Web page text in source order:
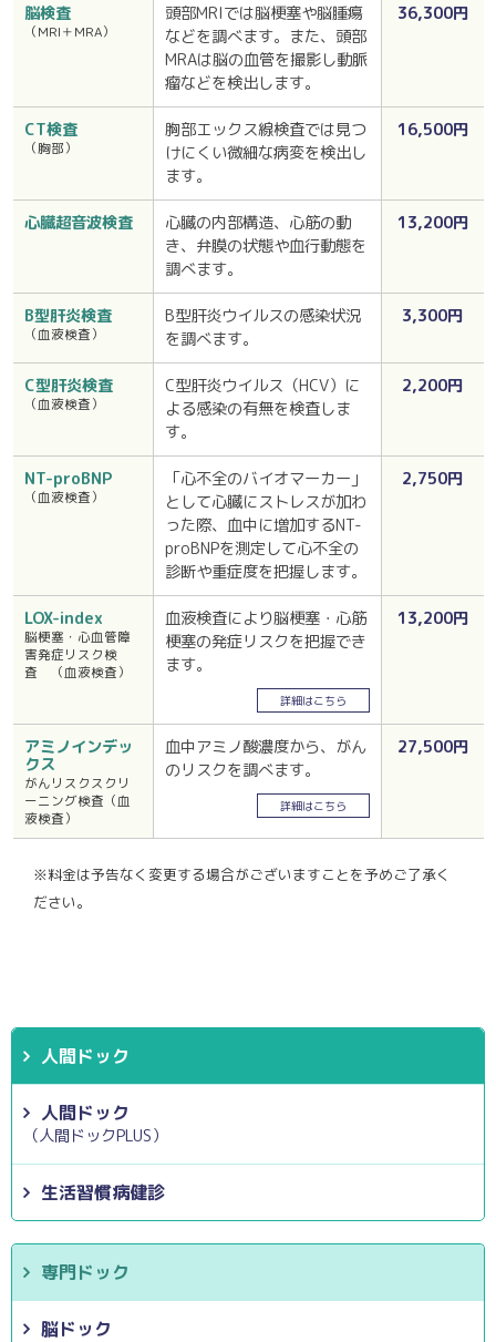
脳検査
（MRI＋MRA）
頭部MRIでは脳梗塞や脳腫瘍
などを調べます。また、頭部
MRAは脳の血管を撮影し動脈
瘤などを検出します。
36,300円
CT検査
（胸部）
胸部エックス線検査では見つ
けにくい微細な病変を検出し
ます。
16,500円
心臓超音波検査
心臓の内部構造、心筋の動
き、弁膜の状態や血行動態を
調べます。
13,200円
B型肝炎検査
（血液検査）
B型肝炎ウイルスの感染状況
を調べます。
3,300円
C型肝炎検査
（血液検査）
C型肝炎ウイルス（HCV）に
よる感染の有無を検査しま
す。
2,200円
NT-proBNP
（血液検査）
「心不全のバイオマーカー」
として心臓にストレスが加わ
った際、血中に増加するNT-
proBNPを測定して心不全の
診断や重症度を把握します。
2,750円
LOX-index
脳梗塞・心血管障
害発症リスク検
査 （血液検査）
血液検査により脳梗塞・心筋
梗塞の発症リスクを把握でき
ます。
詳細はこちら
13,200円
アミノインデッ
クス
がんリスクスクリ
ーニング検査（血
液検査）
血中アミノ酸濃度から、がん
のリスクを調べます。
詳細はこちら
27,500円
※料金は予告なく変更する場合がございますことを予めご了承く
ださい。
人間ドック
人間ドック
（人間ドックPLUS）
生活習慣病健診
専門ドック
脳ドック